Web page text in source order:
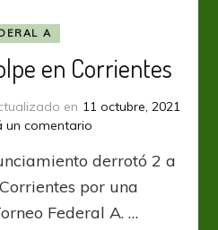
A
en Corrientes
en 11 octubre, 2021
un comentarioen
dio
el
en
derrotó 2 a
por una
Federal A. …